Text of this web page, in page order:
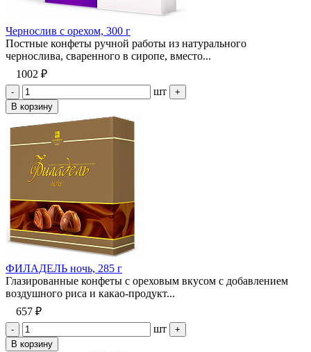
Чернослив с орехом, 300 г
Постные конфеты ручной работы из натурального
чернослива, сваренного в сиропе, вместо...
1002 ₽
- шт
+
В корзину
ФИЛАДЕЛЬ ночь, 285 г
Глазированные конфеты с ореховым вкусом с добавлением
воздушного риса и какао-продукт...
657 ₽
- шт
+
В корзину